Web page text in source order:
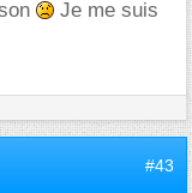
Je me suis
#43